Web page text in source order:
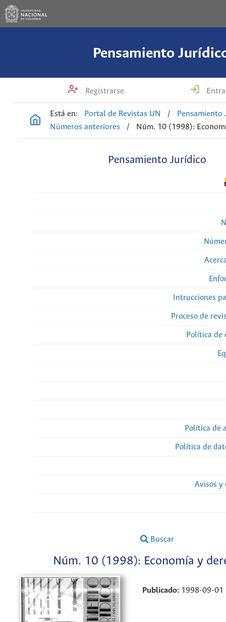
Pensamiento
Registrarse
Está en: Portal de Revistas UN /
Pensamiento
Números anteriores
/ Núm. 10 (1998):
Pensamiento Jurídico
Intrucciones
Proceso de
Política
Política de
Política de
Avisos y
Buscar
Núm. 10 (1998): Economía y
Publicado: 1998-09-01